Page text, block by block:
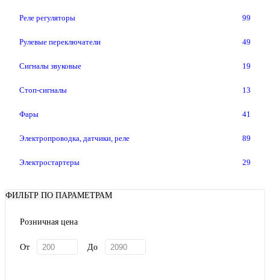
Реле регуляторы 99
Рулевые переключатели 49
Сигналы звуковые 19
Стоп-сигналы 13
Фары 41
Электропроводка, датчики, реле 89
Электростартеры 29
ФИЛЬТР ПО ПАРАМЕТРАМ
Розничная цена
От До